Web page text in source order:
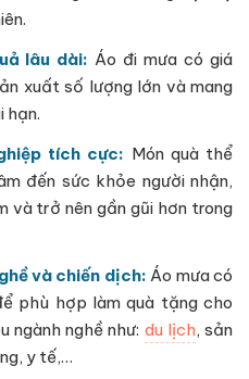
lâu dài: Áo đi mưa có giá
xuất số lượng lớn và mang
hạn.
tích cực: Món quà thể
đến sức khỏe người nhận,
và trở nên gần gũi hơn trong
và chiến dịch: Áo mưa có
phù hợp làm quà tặng cho
ngành nghề như: du lịch, sản
y tế,…